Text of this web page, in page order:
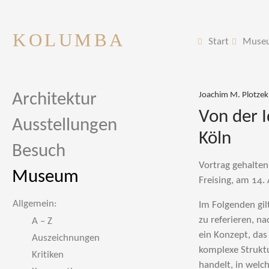
KOLUMBA Start
Architektur
Ausstellungen
Besuch
Museum
Allgemein:
A – Z
Auszeichnungen
Kritiken
Joachim M. Plotzek
Von der
Köln
Vortrag
Freising, am
Im Folgenden gilt es, unter dem Gesichtspunkt »Zeitgenossenschaft« über einige Aspekte des Konzepts zu referieren, nach welchem die Arbeit des Diözesanmuseums in Köln ausgerichtet ist. Es handelt sich um ein Konzept, das nicht fertig ist im statuarischen Sinne, sondern bei dem es sich vielmehr um eine komplexe Struktur einer vielfältigen, immer wieder neu zu überdenkenden Befragung von Möglichkeiten handelt, in welche Richtung mit welcher Intensität Impulse gegeben und bewußt gemacht werden können im museal herbeigeführten Dialog von Kunst und Kirche. Ich beschränke mich bewußt auf diesen im Museum stattfindenden Dialog, obwohl es auch zum Konzept des Diözesanmuseums Köln gehört, in Zusammenarbeit mit Gemeinden auszuloten, unter welchen Voraussetzungen gerade zeitgenössische Kunst befähigt ist, die architektonisch und liturgisch vorgegebenen Bedeutungspunkte eines Sakralraumes zu besetzen und im Hinblick auf die dort vollzogene Handlung bildoptisch zu begleiten und zu intensivieren, bis hin zu künstlerisch aufgegriffenen Orten im Kirchenraum, die außerhalb der unmittelbaren Funktion von Liturgie und Andacht liegen, ohne daß der Sakralraum dadurch zum Galerie- oder Ausstellungsraum für Kunst umfunktioniert und damit nivelliert wird. Auch will ich nicht näher von Aktivitäten sprechen, die als punktuelle Ereignisse im Diözesanmuseum Köln veranstaltet werden, wie Vorträge, Dichterlesungen oder Konzerte. Wichtig ist nur, zu erwähnen, daß für solche Ereignisse das Museum nicht nur den Raum